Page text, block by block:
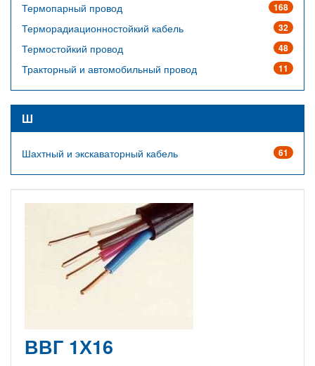
168
Термопарный провод
32
Терморадиационностойкий кабель
48
Термостойкий провод
11
Тракторный и автомобильный провод
Ш
61
Шахтный и экскаваторный кабель
ВВГ 1Х16